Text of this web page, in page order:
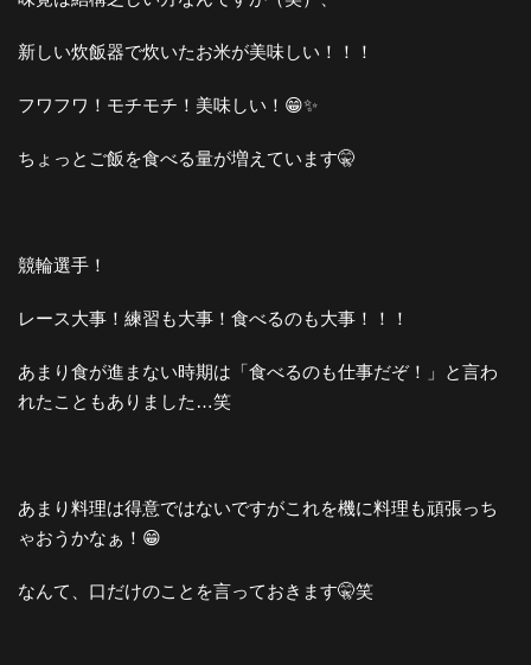
新しい炊飯器で炊いたお米が美味しい！！！
フワフワ！モチモチ！美味しい！😁✨
ちょっとご飯を食べる量が増えています🤫
競輪選手！
レース大事！練習も大事！食べるのも大事！！！
あまり食が進まない時期は「食べるのも仕事だぞ！」と言わ
れたこともありました…笑
あまり料理は得意ではないですがこれを機に料理も頑張っち
ゃおうかなぁ！😁
なんて、口だけのことを言っておきます🤫笑